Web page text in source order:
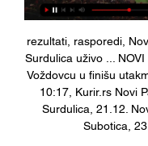
rezultati, rasporedi,
Surdulica uživo ... NOVI
Voždovcu u finišu
10:17, Kurir.rs Novi
Surdulica, 21.12.
Subotica,